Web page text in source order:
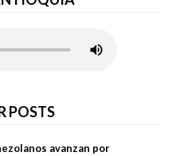
POSTS
avanzan por